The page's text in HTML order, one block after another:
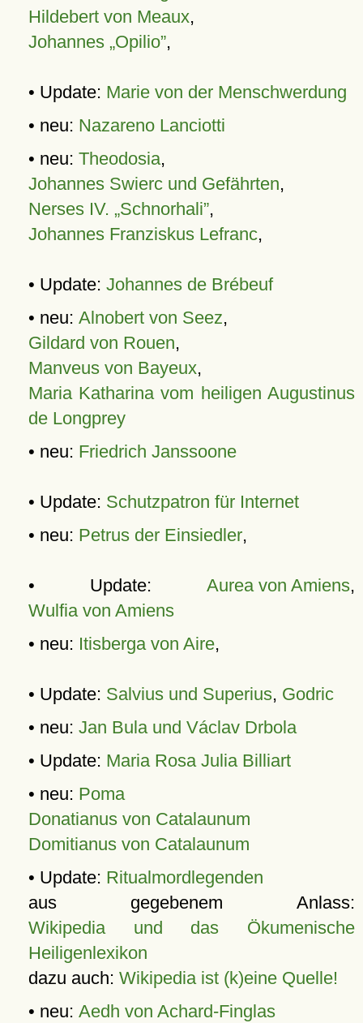
Hildebert von Meaux,
Johannes „Opilio”,
• Update: Marie von der Menschwerdung
• neu: Nazareno Lanciotti
• neu: Theodosia,
Johannes Swierc und Gefährten,
Nerses IV. „Schnorhali”,
Johannes Franziskus Lefranc,
• Update: Johannes de Brébeuf
• neu: Alnobert von Seez,
Gildard von Rouen,
Manveus von Bayeux,
Maria Katharina vom heiligen Augustinus
de Longprey
• neu: Friedrich Janssoone
• Update: Schutzpatron für Internet
• neu: Petrus der Einsiedler,
• Update: Aurea von Amiens,
Wulfia von Amiens
• neu: Itisberga von Aire,
• Update: Salvius und Superius, Godric
• neu: Jan Bula und Václav Drbola
• Update: Maria Rosa Julia Billiart
• neu: Poma
Donatianus von Catalaunum
Domitianus von Catalaunum
• Update: Ritualmordlegenden
aus gegebenem Anlass:
Wikipedia und das Ökumenische
Heiligenlexikon
dazu auch: Wikipedia ist (k)eine Quelle!
• neu: Aedh von Achard-Finglas